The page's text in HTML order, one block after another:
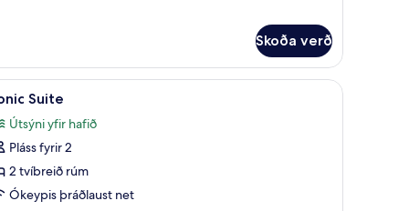
Skoða verð
gegn gjaldi 1 svefnherbergi, rúmföt af bestu gerð,
7 Suite
Útsýni yfir hafið
Pláss fyrir 2
2 tvíbreið rúm
Ókeypis þráðlaust net